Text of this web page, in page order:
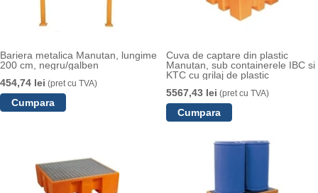
Bariera metalica Manutan, lungime
200 cm, negru/galben
454,74 lei (pret cu TVA)
Cuva de captare din plastic
Manutan, sub containerele IBC si
KTC cu grilaj de plastic
5567,43 lei (pret cu TVA)